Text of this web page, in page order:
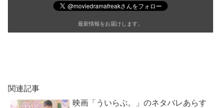
最新情報をお届けします。
関連記事
映画「ういらぶ。」のネタバレあらす